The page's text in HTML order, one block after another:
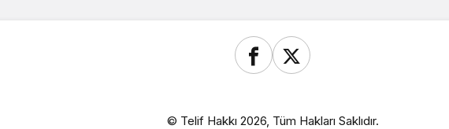
© Telif Hakkı 2026, Tüm Hakları Saklıdır.